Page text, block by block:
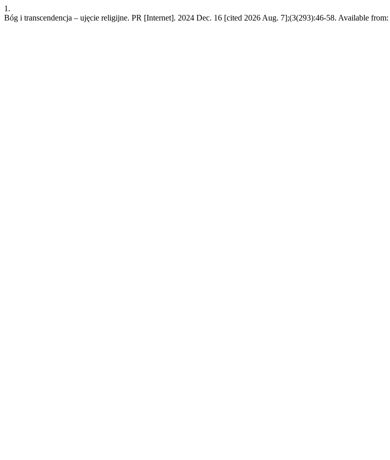
1.
Bóg i transcendencja – ujęcie religijne. PR [Internet]. 2024 Dec. 16 [cited 2026 Aug. 7];(3(293):46-58. Available from: